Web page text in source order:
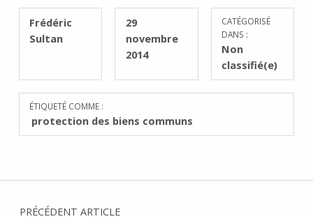
RÉDIGÉ PAR :
Frédéric
Sultan
PUBLIÉ SUR :
29
novembre
2014
CATÉGORISÉ
DANS :
Non
classifié(e)
ÉTIQUETÉ COMME :
protection des biens communs
Navigation de l’article
PRÉCÉDENT ARTICLE